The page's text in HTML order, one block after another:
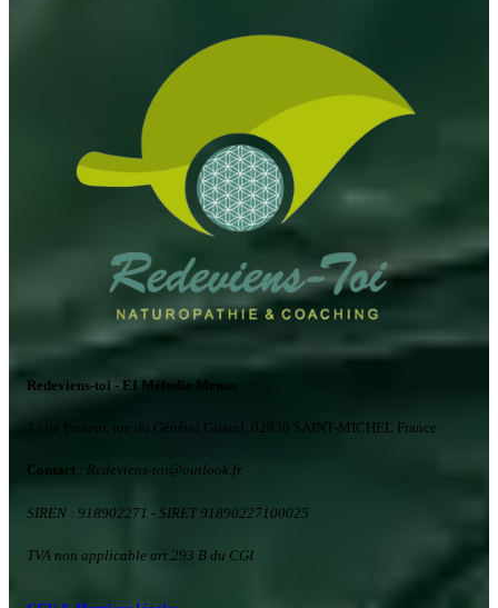
Redeviens-toi - EI Mélodie Menus
2 cité Pasteur, rue du Général Giraud, 02830 SAINT-MICHEL France
Contact : Redeviens-toi@outlook.fr
SIREN : 918902271 - SIRET 91890227100025
TVA non applicable art.293 B du CGI